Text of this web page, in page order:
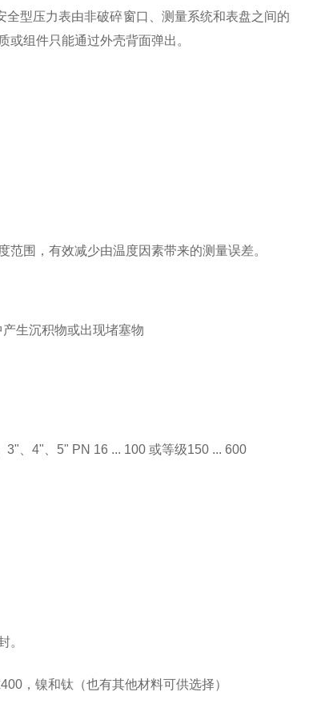
全型压力表由非破碎窗口、测量系统和表盘之间的
组件只能通过外壳背面弹出。
围，有效减少由温度因素带来的测量误差。
生沉积物或出现堵塞物
、4"、5" PN 16 ... 100 或等级150 ... 600
。
，镍和钛（也有其他材料可供选择）